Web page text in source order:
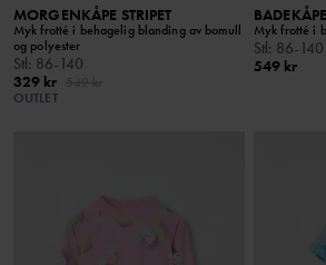
MORGENKÅPE STRIPET
Myk frotté i behagelig blanding av bomull
og polyester
Stl: 86-140
329 kr
OUTLET
Myk frotté i
Stl: 86-140
549 kr